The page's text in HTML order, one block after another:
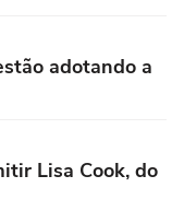
adotando a
Lisa Cook, do